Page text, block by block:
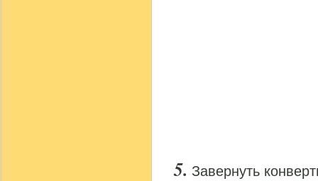
Завернуть